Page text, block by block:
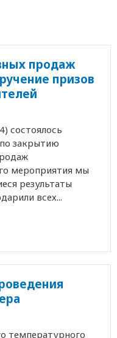
продаж
призов
состоялось
закрытию
мероприятия мы
результаты
всех...
температурного